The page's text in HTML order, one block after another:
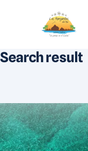
Search result